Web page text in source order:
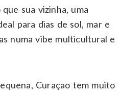
sua vizinha, uma
para dias de sol, mar e
numa vibe multicultural e
Curaçao tem muito